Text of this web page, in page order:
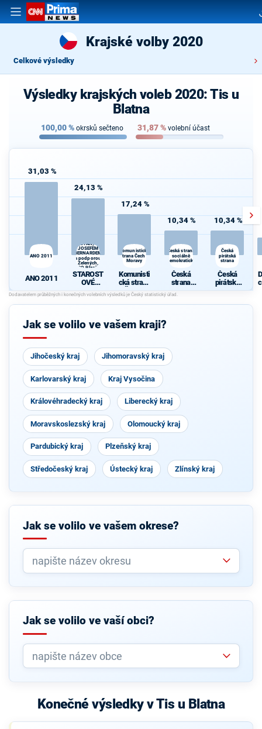
Krajské volby 2020
Celkové výsledky
Výsledky krajských voleb 2020: Tis u
Blatna
100,00% okrsků sečteno 31,87% volební účast
31,03 %
ANO 2011
ANO 2011
24,13 %
(STAN) s
JOSEFEM
BERNARDEM
a podporou
Zelených,
PRO Plzeň a
Idealistů
STAROST
OVÉ
(STAN) s
JOSEFEM
BERNARD
podporou
a Idealistů
17,24 %
Komunistická
strana Čech a
Moravy
Komunisti
cká strana
Čech a
Moravy
10,34 %
Česká strana
sociálně
demokratická
Česká
strana
sociálně
demokrati
cká
10,34 %
Česká
pirátská
strana
Česká
pirátská
strana
Jak se volilo ve vašem kraji?
Jihočeský kraj Jihomoravský kraj
Karlovarský kraj Kraj Vysočina
Královéhradecký kraj Liberecký kraj
Moravskoslezský kraj Olomoucký kraj
Pardubický kraj Plzeňský kraj
Středočeský kraj Ústecký kraj Zlínský kraj
Jak se volilo ve vašem okrese?
Jak se volilo ve vaší obci?
Konečné výsledky v Tis u Blatna